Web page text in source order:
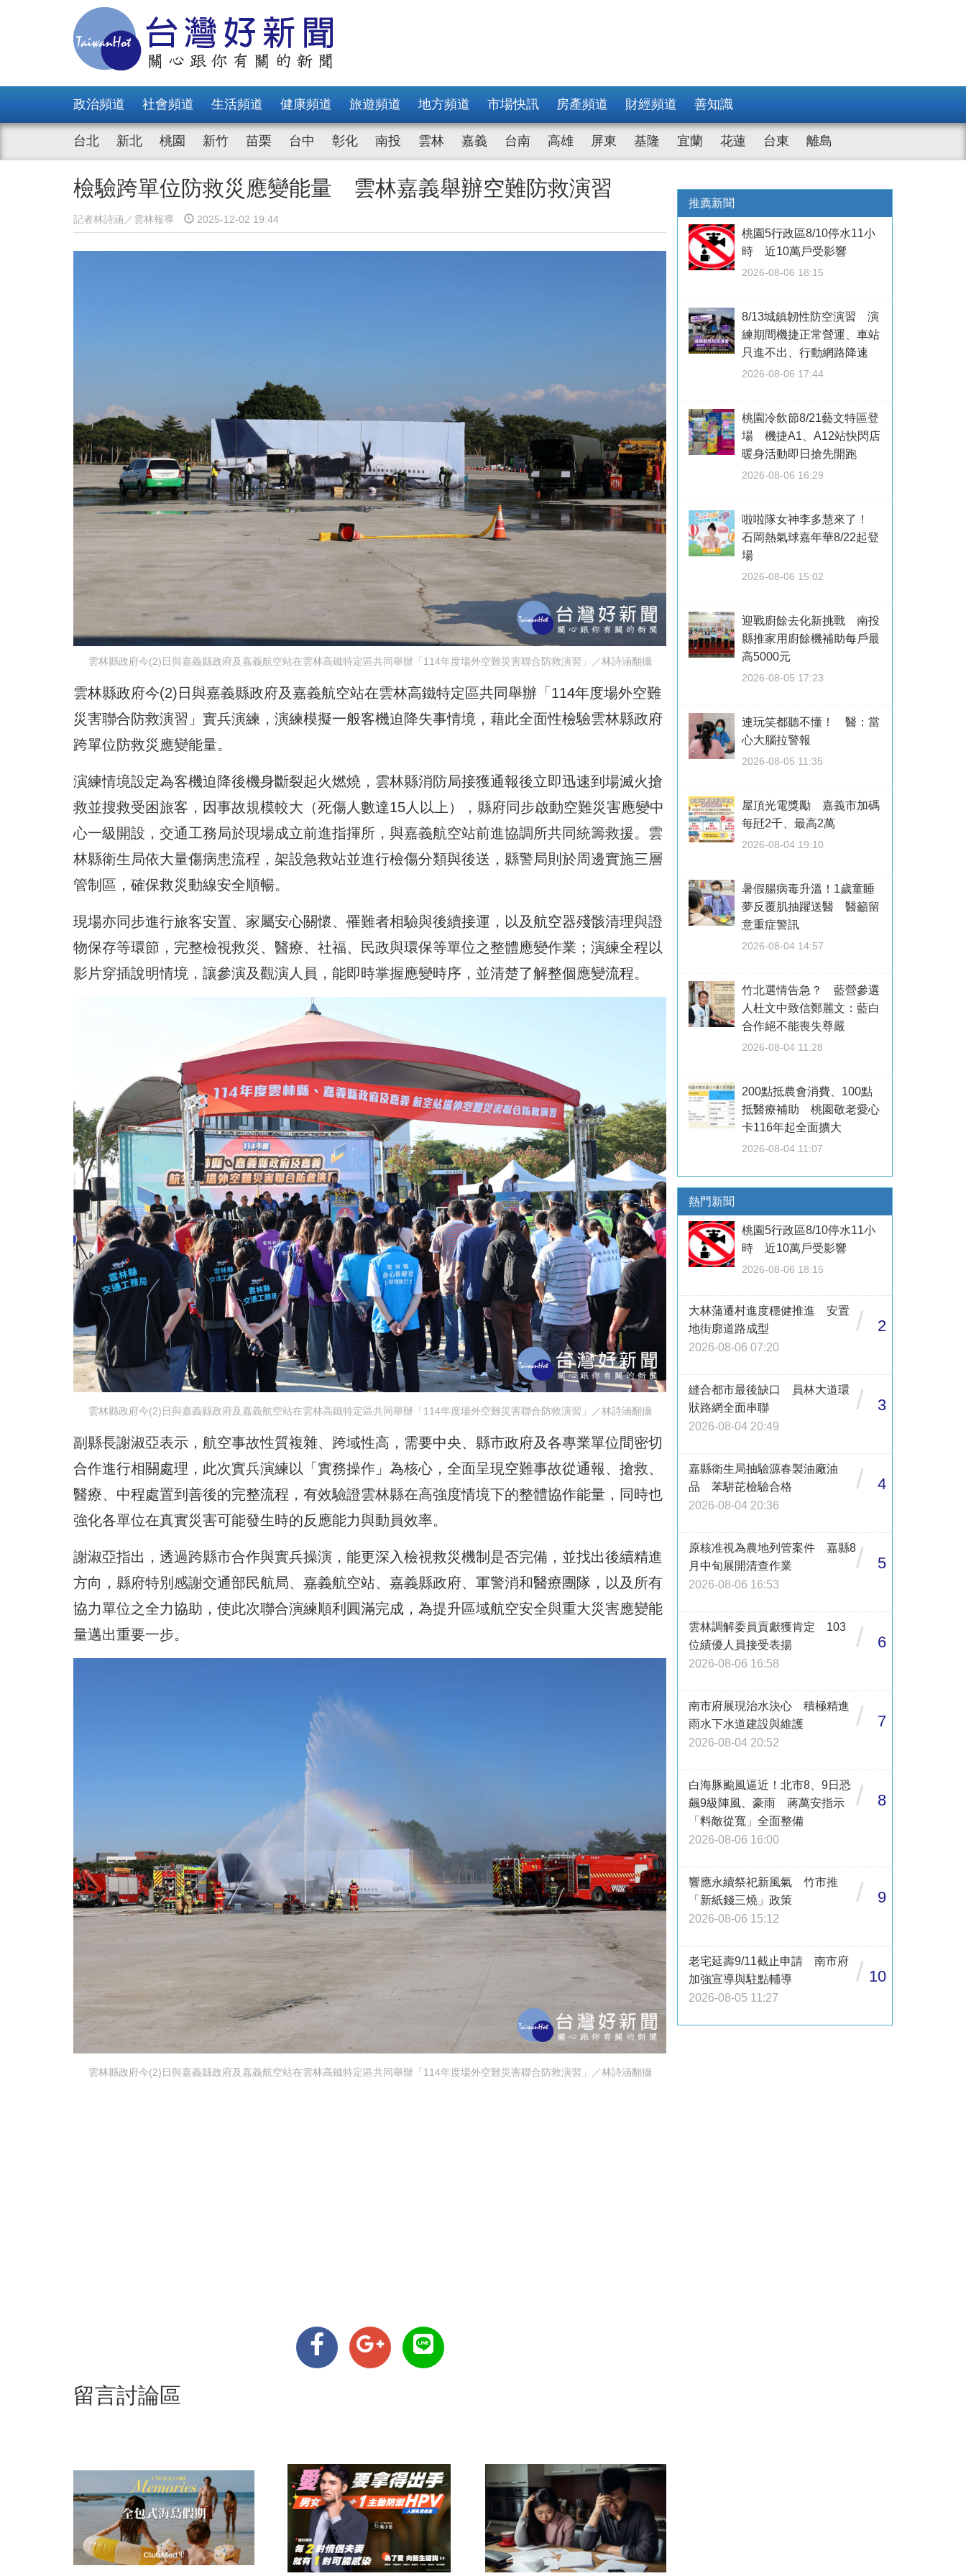
政治頻道 社會頻道 生活頻道 健康頻道 旅遊頻道 地方頻道 市場快訊 房產頻道 財經頻道 善知識
台北 新北 桃園 新竹 苗栗 台中 彰化 南投 雲林 嘉義 台南 高雄 屏東 基隆 宜蘭 花蓮 台東 離島
檢驗跨單位防救災應變能量 雲林嘉義舉辦空難防救演習
記者林詩涵／雲林報導 2025-12-02 19:44
雲林縣政府今(2)日與嘉義縣政府及嘉義航空站在雲林高鐵特定區共同舉辦「114年度場外空難災害聯合防救演習」／林詩涵翻攝
雲林縣政府今(2)日與嘉義縣政府及嘉義航空站在雲林高鐵特定區共同舉辦「114年度場外空難
災害聯合防救演習」實兵演練，演練模擬一般客機迫降失事情境，藉此全面性檢驗雲林縣政府
跨單位防救災應變能量。
演練情境設定為客機迫降後機身斷裂起火燃燒，雲林縣消防局接獲通報後立即迅速到場滅火搶
救並搜救受困旅客，因事故規模較大（死傷人數達15人以上），縣府同步啟動空難災害應變中
心一級開設，交通工務局於現場成立前進指揮所，與嘉義航空站前進協調所共同統籌救援。雲
林縣衛生局依大量傷病患流程，架設急救站並進行檢傷分類與後送，縣警局則於周邊實施三層
管制區，確保救災動線安全順暢。
現場亦同步進行旅客安置、家屬安心關懷、罹難者相驗與後續接運，以及航空器殘骸清理與證
物保存等環節，完整檢視救災、醫療、社福、民政與環保等單位之整體應變作業；演練全程以
影片穿插說明情境，讓參演及觀演人員，能即時掌握應變時序，並清楚了解整個應變流程。
雲林縣政府今(2)日與嘉義縣政府及嘉義航空站在雲林高鐵特定區共同舉辦「114年度場外空難災害聯合防救演習」／林詩涵翻攝
副縣長謝淑亞表示，航空事故性質複雜、跨域性高，需要中央、縣市政府及各專業單位間密切
合作進行相關處理，此次實兵演練以「實務操作」為核心，全面呈現空難事故從通報、搶救、
醫療、中程處置到善後的完整流程，有效驗證雲林縣在高強度情境下的整體協作能量，同時也
強化各單位在真實災害可能發生時的反應能力與動員效率。
謝淑亞指出，透過跨縣市合作與實兵操演，能更深入檢視救災機制是否完備，並找出後續精進
方向，縣府特別感謝交通部民航局、嘉義航空站、嘉義縣政府、軍警消和醫療團隊，以及所有
協力單位之全力協助，使此次聯合演練順利圓滿完成，為提升區域航空安全與重大災害應變能
量邁出重要一步。
雲林縣政府今(2)日與嘉義縣政府及嘉義航空站在雲林高鐵特定區共同舉辦「114年度場外空難災害聯合防救演習」／林詩涵翻攝
留言討論區
推薦新聞
桃園5行政區8/10停水11小
時 近10萬戶受影響
2026-08-06 18:15
8/13城鎮韌性防空演習 演
練期間機捷正常營運、車站
只進不出、行動網路降速
2026-08-06 17:44
桃園冷飲節8/21藝文特區登
場 機捷A1、A12站快閃店
暖身活動即日搶先開跑
2026-08-06 16:29
啦啦隊女神李多慧來了！
石岡熱氣球嘉年華8/22起登
場
2026-08-06 15:02
迎戰廚餘去化新挑戰 南投
縣推家用廚餘機補助每戶最
高5000元
2026-08-05 17:23
連玩笑都聽不懂！ 醫：當
心大腦拉警報
2026-08-05 11:35
屋頂光電獎勵 嘉義市加碼
每瓩2千、最高2萬
2026-08-04 19:10
暑假腸病毒升溫！1歲童睡
夢反覆肌抽躍送醫 醫籲留
意重症警訊
2026-08-04 14:57
竹北選情告急？ 藍營參選
人杜文中致信鄭麗文：藍白
合作絕不能喪失尊嚴
2026-08-04 11:28
200點抵農會消費、100點
抵醫療補助 桃園敬老愛心
卡116年起全面擴大
2026-08-04 11:07
熱門新聞
桃園5行政區8/10停水11小
時 近10萬戶受影響
2026-08-06 18:15
大林蒲遷村進度穩健推進 安置
地街廓道路成型
2026-08-06 07:20
/ 2
縫合都市最後缺口 員林大道環
狀路網全面串聯
2026-08-04 20:49
/ 3
嘉縣衛生局抽驗源春製油廠油
品 苯駢芘檢驗合格
2026-08-04 20:36
/ 4
原核准視為農地列管案件 嘉縣8
月中旬展開清查作業
2026-08-06 16:53
/ 5
雲林調解委員貢獻獲肯定 103
位績優人員接受表揚
2026-08-06 16:58
/ 6
南市府展現治水決心 積極精進
雨水下水道建設與維護
2026-08-04 20:52
/ 7
白海豚颱風逼近！北市8、9日恐
飆9級陣風、豪雨 蔣萬安指示
「料敵從寬」全面整備
2026-08-06 16:00
/ 8
響應永續祭祀新風氣 竹市推
「新紙錢三燒」政策
2026-08-06 15:12
/ 9
老宅延壽9/11截止申請 南市府
加強宣導與駐點輔導
2026-08-05 11:27
/ 10